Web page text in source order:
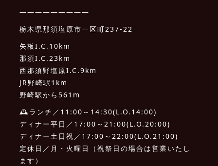
—————————
栃木県那須塩原市一区町237-22
矢板I.C.10km
那須I.C.23km
西那須野塩原I.C.9km
JR野崎駅1km
野崎駅から561m
🕰ランチ／11:00～14:30(L.O.14:00)
ディナー平日／17:00～21:00(L.O.20:00)
ディナー土日祝／17:00～22:00(L.O.21:00)
定休日／月・火曜日（祝祭日の場合は営業いたし
ます）